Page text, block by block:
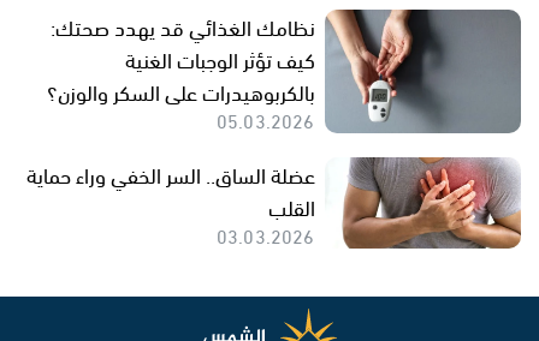
نظامك الغذائي قد يهدد صحتك:
كيف تؤثر الوجبات الغنية
بالكربوهيدرات على السكر والوزن؟
05.03.2026
عضلة الساق.. السر الخفي وراء حماية
القلب
03.03.2026